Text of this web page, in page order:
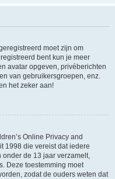
moet zijn om
bent kun je meer
avatar opgeven, privéberichten
van gebruikersgroepen, enz.
het zeker aan!
Online Privacy and
1998 die vereist dat iedere
de 13 jaar verzamelt,
Deze toestemming moet
zodat de ouders weten dat